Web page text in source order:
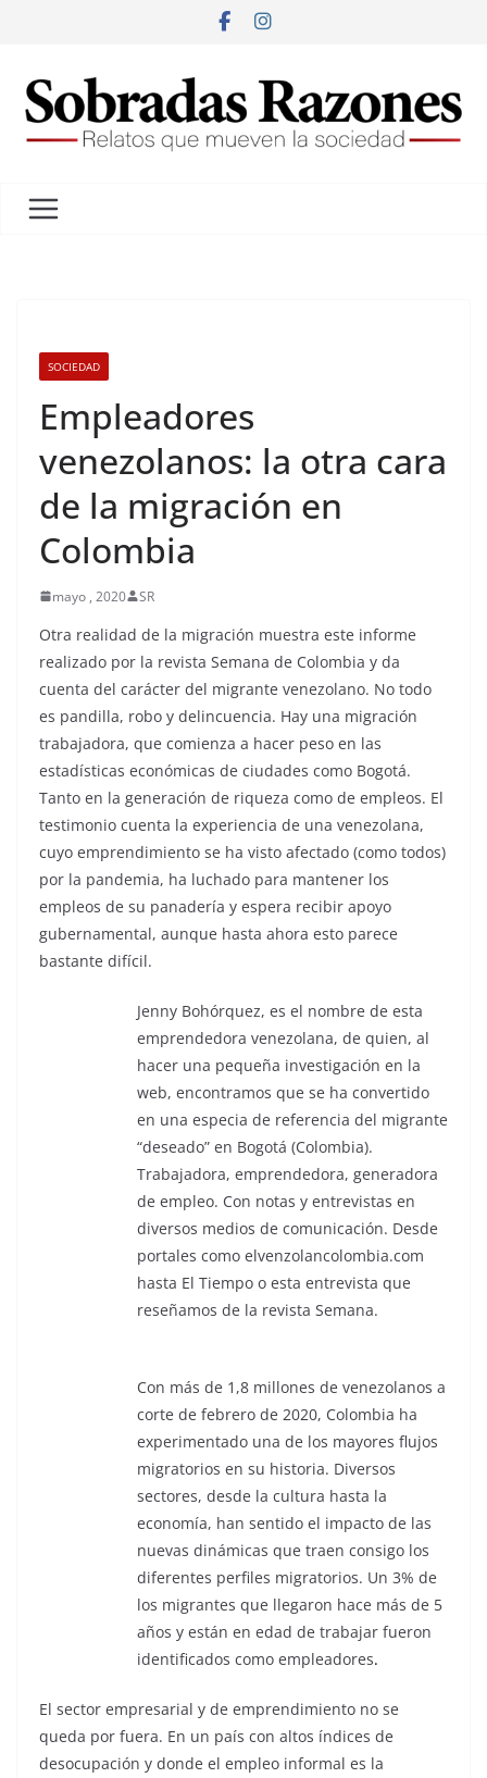
SOCIEDAD
Empleadores
venezolanos: la otra cara
de la migración en
Colombia
mayo , 2020 SR
Otra realidad de la migración muestra este informe
realizado por la revista Semana de Colombia y da
cuenta del carácter del migrante venezolano. No todo
es pandilla, robo y delincuencia. Hay una migración
trabajadora, que comienza a hacer peso en las
estadísticas económicas de ciudades como Bogotá.
Tanto en la generación de riqueza como de empleos. El
testimonio cuenta la experiencia de una venezolana,
cuyo emprendimiento se ha visto afectado (como todos)
por la pandemia, ha luchado para mantener los
empleos de su panadería y espera recibir apoyo
gubernamental, aunque hasta ahora esto parece
bastante difícil.
Jenny Bohórquez, es el nombre de esta
emprendedora venezolana, de quien, al
hacer una pequeña investigación en la
web, encontramos que se ha convertido
en una especia de referencia del migrante
“deseado” en Bogotá (Colombia).
Trabajadora, emprendedora, generadora
de empleo. Con notas y entrevistas en
diversos medios de comunicación. Desde
portales como elvenzolancolombia.com
hasta El Tiempo o esta entrevista que
reseñamos de la revista Semana.
Con más de 1,8 millones de venezolanos a
corte de febrero de 2020, Colombia ha
experimentado una de los mayores flujos
migratorios en su historia. Diversos
sectores, desde la cultura hasta la
economía, han sentido el impacto de las
nuevas dinámicas que traen consigo los
diferentes perfiles migratorios. Un 3% de
los migrantes que llegaron hace más de 5
años y están en edad de trabajar fueron
identificados como empleadores.
El sector empresarial y de emprendimiento no se
queda por fuera. En un país con altos índices de
desocupación y donde el empleo informal es la